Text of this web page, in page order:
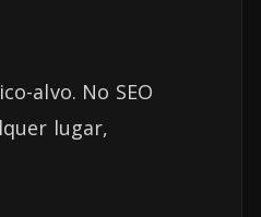
alvo. No SEO
lugar,